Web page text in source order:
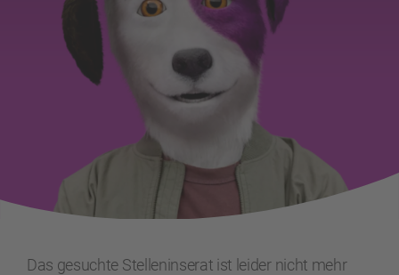
Das gesuchte Stelleninserat ist leider nicht mehr